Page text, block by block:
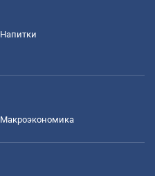
Напитки
Mакроэкономика